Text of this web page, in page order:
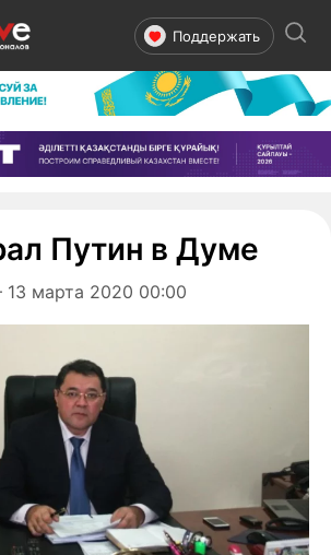
Поддержать
Путин в Думе
марта 2020 00:00